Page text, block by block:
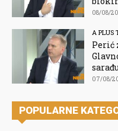
08/08/
A PLUS
Perić
07/08/
POPULARNE